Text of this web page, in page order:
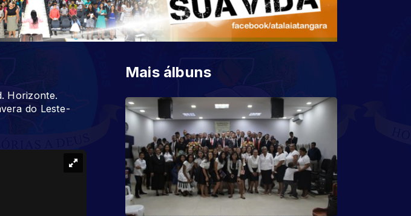
Horizonte.
do Leste-
Mais álbuns